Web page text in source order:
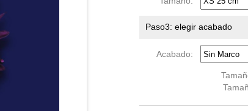
Paso3: elegir acabado
Acabado: